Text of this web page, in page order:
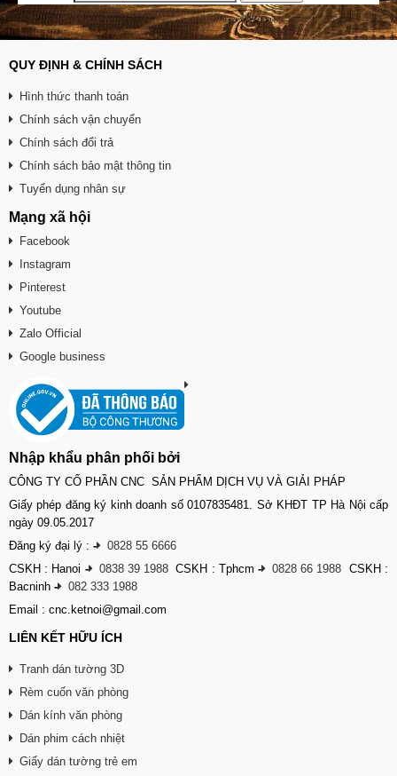
QUY ĐỊNH & CHÍNH SÁCH
Hình thức thanh toán
Chính sách vận chuyển
Chính sách đổi trả
Chính sách bảo mật thông tin
Tuyển dụng nhân sự
Mạng xã hội
Facebook
Instagram
Pinterest
Youtube
Zalo Official
Google business
Nhập khẩu phân phối bởi
CÔNG TY CỔ PHẦN CNC SẢN PHẨM DỊCH VỤ VÀ GIẢI PHÁP
Giấy phép đăng ký kinh doanh số 0107835481. Sở KHĐT TP Hà Nội cấp
ngày 09.05.2017
Đăng ký đại lý : -
0828 55 6666
CSKH : Hanoi - 0838 39 1988 CSKH : Tphcm- 0828 66 1988 CSKH :
Bacninh -
082 333 1988
Email : cnc.ketnoi@gmail.com
LIÊN KẾT HỮU ÍCH
Tranh dán tường 3D
Rèm cuốn văn phòng
Dán kính văn phòng
Dán phim cách nhiệt
Giấy dán tường trẻ em